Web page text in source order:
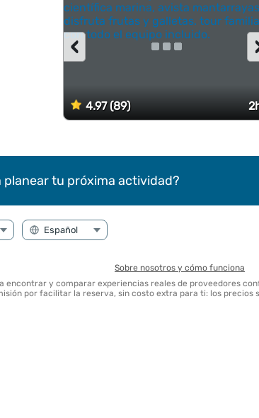
4.97 (89)
‹
planear tu próxima actividad?
Sobre nosotros y cómo funciona
encontrar y comparar experiencias reales de proveedores
por facilitar la reserva, sin costo extra para ti: los precios